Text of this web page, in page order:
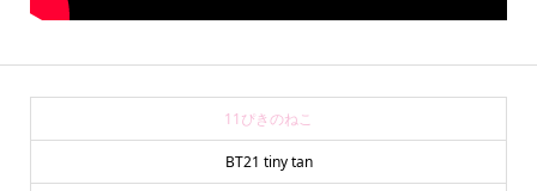
11ぴきのねこ
BT21 tiny tan